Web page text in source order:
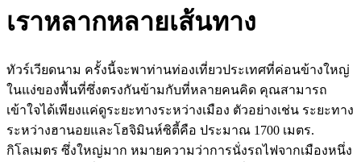
เราหลากหลายเส้นทาง
ทัวร์เวียดนาม ครั้งนี้จะพาท่านท่องเที่ยวประเทศที่ค่อนข้างใหญ่
ในแง่ของพื้นที่ซึ่งตรงกันข้ามกับที่หลายคนคิด คุณสามารถ
เข้าใจได้เพียงแค่ดูระยะทางระหว่างเมือง ตัวอย่างเช่น ระยะทาง
ระหว่างฮานอยและโฮจิมินห์ซิตี้คือ ประมาณ 1700 เมตร.
กิโลเมตร ซึ่งใหญ่มาก หมายความว่าการนั่งรถไฟจากเมืองหนึ่ง